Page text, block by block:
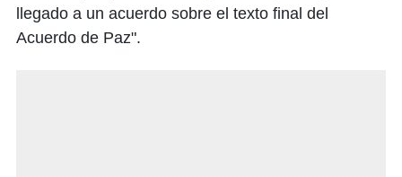
llegado a un acuerdo sobre el texto final del
Acuerdo de Paz".